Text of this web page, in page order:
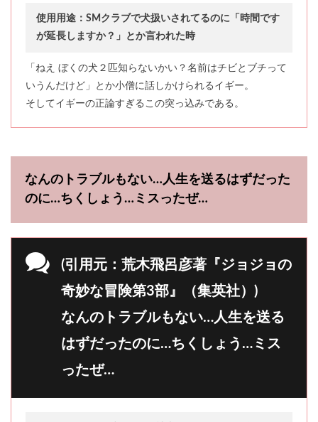
使用用途：SMクラブで犬扱いされてるのに「時間です
が延長しますか？」とか言われた時
「ねえ ぼくの犬２匹知らないかい？名前はチビとブチって
いうんだけど」とか小僧に話しかけられるイギー。
そしてイギーの正論すぎるこの突っ込みである。
なんのトラブルもない…人生を送るはずだった
のに…ちくしょう…ミスったぜ…
(引用元：荒木飛呂彦著『ジョジョの
奇妙な冒険第3部』（集英社）)
なんのトラブルもない…人生を送る
はずだったのに…ちくしょう…ミス
ったぜ…